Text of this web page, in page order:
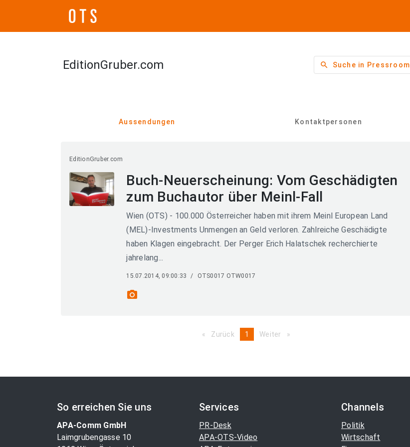
EditionGruber.com search Suche in Pressroom
Aussendungen Kontaktpersonen
EditionGruber.com
Buch-Neuerscheinung: Vom Geschädigten
zum Buchautor über Meinl-Fall
Wien (OTS) - 100.000 Österreicher haben mit ihrem Meinl European Land
(MEL)-Investments Unmengen an Geld verloren. Zahlreiche Geschädigte
haben Klagen eingebracht. Der Perger Erich Halatschek recherchierte
jahrelang...
15.07.2014, 09:00:33 / OTS0017 OTW0017
photo_camera
Zurück pageYou're
1 Weiter page
So erreichen Sie uns
APA-Comm GmbH
Laimgrubengasse 10
Services
PR-Desk
APA-OTS-Video
Channels
Politik
Wirtschaft